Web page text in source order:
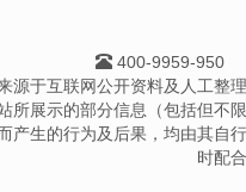
400-9959-950
于互联网公开资料及人工
展示的部分信息（包括但
生的行为及后果，均由其
时配